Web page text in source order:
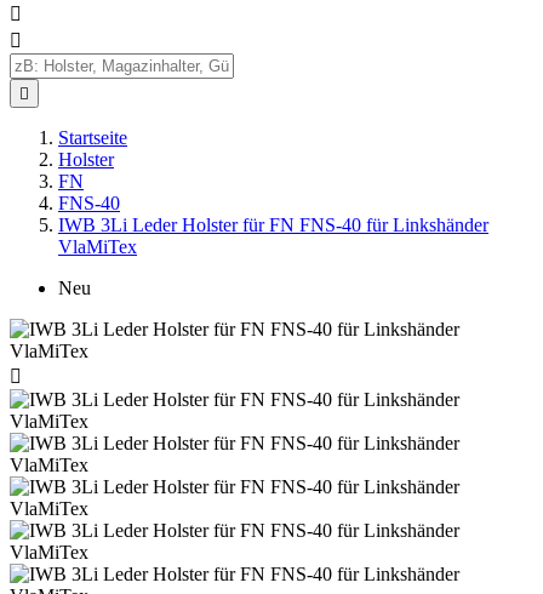



Startseite
Holster
FN
FNS-40
IWB 3Li Leder Holster für FN FNS-40 für Linkshänder
VlaMiTex
Neu
